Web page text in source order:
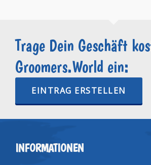
Trage Dein Geschäft
Groomers.World ein:
EINTRAG ERSTELLEN
INFORMATIONEN